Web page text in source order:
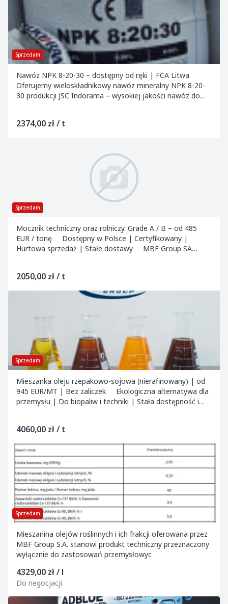
Sprzedam
Nawóz NPK 8-20-30 – dostępny od ręki | FCA Litwa
Oferujemy wieloskładnikowy nawóz mineralny NPK 8-20-
30 produkcji JSC Indorama – wysokiej jakości nawóz do
2374,00 zł / t
Sprzedam
Mocznik techniczny oraz rolniczy. Grade A / B – od 485
EUR / tonę Dostępny w Polsce | Certyfikowany |
Hurtowa sprzedaż | Stałe dostawy MBF Group SA
2050,00 zł / t
Sprzedam
Mieszanka oleju rzepakowo-sojowa (nierafinowany) | od
945 EUR/MT | Bez zaliczek Ekologiczna alternatywa dla
przemysłu | Do biopaliw i techniki | Stała dostępność i
4060,00 zł / t
Sprzedam
Mieszanina olejów roślinnych i ich frakcji oferowana przez
MBF Group S.A. stanowi produkt techniczny przeznaczony
wyłącznie do zastosowań przemysłowyc
4329,00 zł / l
Do negocjacji